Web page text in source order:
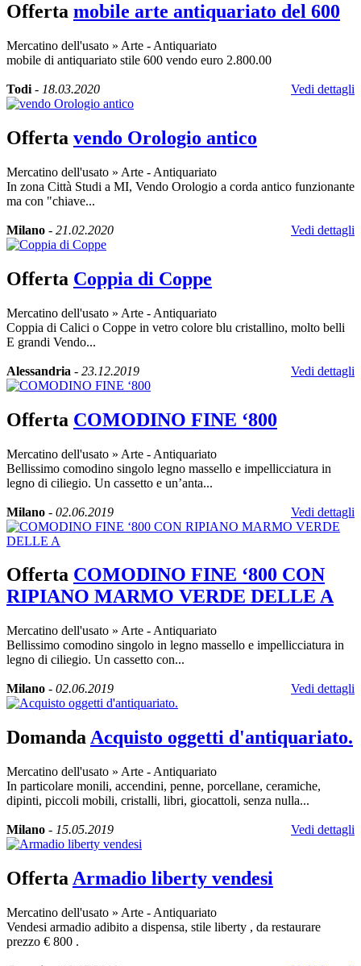
Offerta mobile arte antiquariato del 600
Mercatino dell'usato » Arte - Antiquariato
mobile di antiquariato stile 600 vendo euro 2.800.00
Todi - 18.03.2020 Vedi dettagli
Offerta vendo Orologio antico
Mercatino dell'usato » Arte - Antiquariato
In zona Città Studi a MI, Vendo Orologio a corda antico funzionante
ma con "chiave...
Milano - 21.02.2020 Vedi dettagli
Offerta Coppia di Coppe
Mercatino dell'usato » Arte - Antiquariato
Coppia di Calici o Coppe in vetro colore blu cristallino, molto belli
E grandi Vendo...
Alessandria - 23.12.2019 Vedi dettagli
Offerta COMODINO FINE ‘800
Mercatino dell'usato » Arte - Antiquariato
Bellissimo comodino singolo legno massello e impellicciatura in
legno di ciliegio. Un cassetto e un’anta...
Milano - 02.06.2019 Vedi dettagli
Offerta COMODINO FINE ‘800 CON
RIPIANO MARMO VERDE DELLE A
Mercatino dell'usato » Arte - Antiquariato
Bellissimo comodino singolo in legno massello e impellicciatura in
legno di ciliegio. Un cassetto con...
Milano - 02.06.2019 Vedi dettagli
DomandaAcquisto oggetti d'antiquariato.
Mercatino dell'usato » Arte - Antiquariato
In particolare monili, accendini, penne, porcellane, ceramiche,
dipinti, piccoli mobili, cristalli, libri, giocattoli, senza nulla...
Milano - 15.05.2019 Vedi dettagli
Offerta Armadio liberty vendesi
Mercatino dell'usato » Arte - Antiquariato
Vendesi armadio adibito a dispensa, stile liberty , da restaurare
prezzo € 800 .